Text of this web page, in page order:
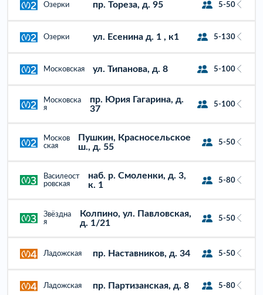
Озерки пр. Тореза, д. 95 5-50
Озерки ул. Есенина д. 1 , к1 5-130
Московская ул. Типанова, д. 8 5-100
Московска
я
пр. Юрия Гагарина, д.
37
5-100
Москов
ская
Пушкин, Красносельское
ш., д. 55
5-50
Василеост
ровская
наб. р. Смоленки, д. 3,
к. 1
5-80
Звёздна
я
Колпино, ул. Павловская,
д. 1/21
5-50
Ладожская пр. Наставников, д. 34 5-50
Ладожская пр. Партизанская, д. 8 5-80